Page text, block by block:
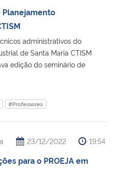
Planejamento
administrativos do
de Santa Maria CTISM
edição do seminário de
#Professores
23/12/2022 19:54
para o PROEJA em